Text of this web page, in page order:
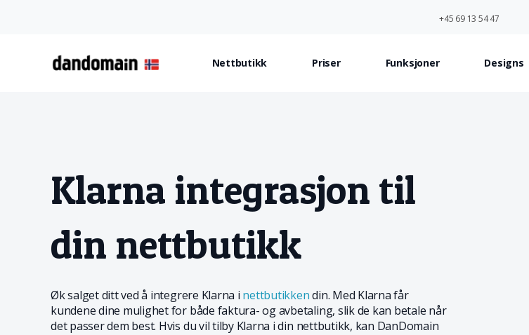
+45 69 13 54 47
Nettbutikk Priser Funksjoner Designs
Klarna integrasjon til
din nettbutikk
Øk salget ditt ved å integrere Klarna i nettbutikkendin. Med Klarna får
kundene dine mulighet for både faktura- og avbetaling, slik de kan betale når
det passer dem best. Hvis du vil tilby Klarna i din nettbutikk, kan DanDomain